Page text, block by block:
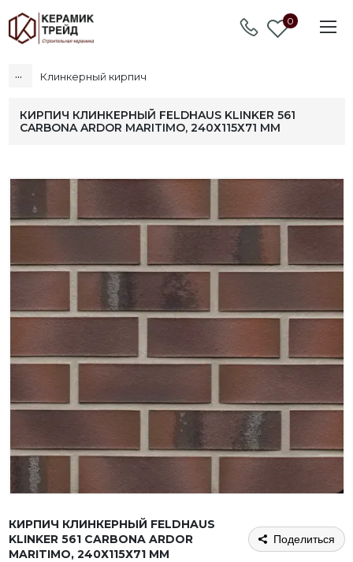
0
... Клинкерный кирпич
КИРПИЧ КЛИНКЕРНЫЙ FELDHAUS KLINKER 561
CARBONA ARDOR MARITIMO, 240Х115Х71 ММ
КИРПИЧ КЛИНКЕРНЫЙ FELDHAUS
KLINKER 561 CARBONA ARDOR
MARITIMO, 240Х115Х71 ММ
Поделиться